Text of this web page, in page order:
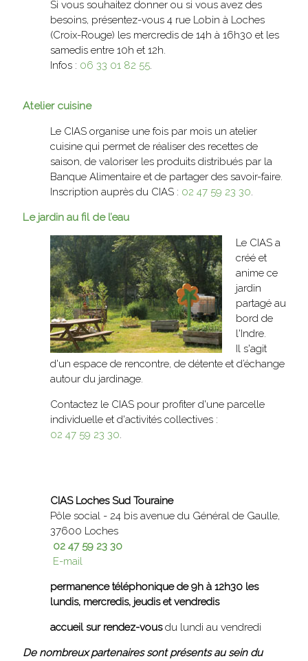
Si vous souhaitez donner ou si vous avez des
besoins, présentez-vous 4 rue Lobin à Loches
(Croix-Rouge) les mercredis de 14h à 16h30 et les
samedis entre 10h et 12h.
Infos : 06 33 01 82 55.
Atelier cuisine
Le CIAS organise une fois par mois un atelier
cuisine qui permet de réaliser des recettes de
saison, de valoriser les produits distribués par la
Banque Alimentaire et de partager des savoir-faire.
Inscription auprès du CIAS : 02 47 59 23 30.
Le jardin au fil de l’eau
Le CIAS a
créé et
anime ce
jardin
partagé au
bord de
l'Indre.
Il s'agit
d'un espace de rencontre, de détente et d’échange
autour du jardinage.
Contactez le CIAS pour profiter d'une parcelle
individuelle et d'activités collectives :
02 47 59 23 30.
CIAS Loches Sud Touraine
Pôle social - 24 bis avenue du Général de Gaulle,
37600 Loches
02 47 59 23 30
E-mail
permanence téléphonique de 9h à 12h30 les
lundis, mercredis, jeudis et vendredis
accueil sur rendez-vousdu lundi au vendredi
De nombreux partenaires sont présents au sein du